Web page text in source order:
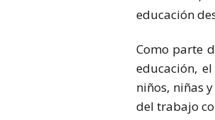
educación
Como parte
educación,
niños, niñas
del trabajo